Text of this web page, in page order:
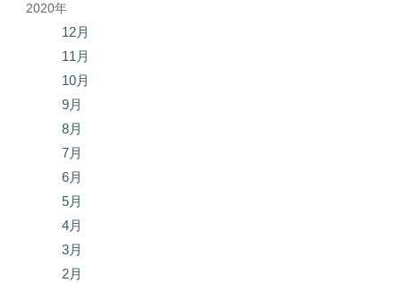
2020年
12月
11月
10月
9月
8月
7月
6月
5月
4月
3月
2月